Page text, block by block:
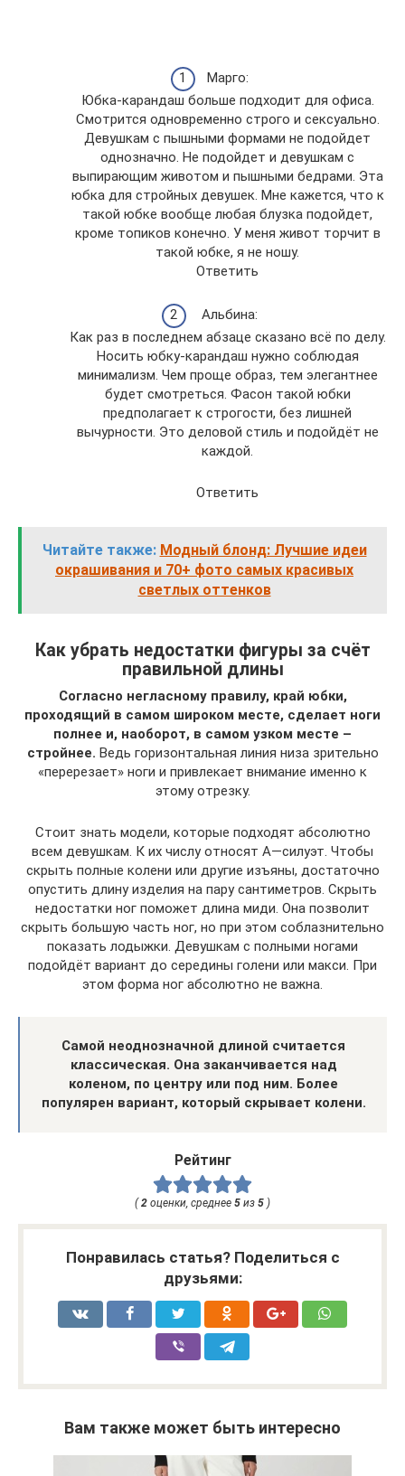
Марго:
Юбка-карандаш больше подходит для офиса.
Смотрится одновременно строго и сексуально.
Девушкам с пышными формами не подойдет
однозначно. Не подойдет и девушкам с
выпирающим животом и пышными бедрами. Эта
юбка для стройных девушек. Мне кажется, что к
такой юбке вообще любая блузка подойдет,
кроме топиков конечно. У меня живот торчит в
такой юбке, я не ношу.
Ответить
Альбина:
Как раз в последнем абзаце сказано всё по делу.
Носить юбку-карандаш нужно соблюдая
минимализм. Чем проще образ, тем элегантнее
будет смотреться. Фасон такой юбки
предполагает к строгости, без лишней
вычурности. Это деловой стиль и подойдёт не
каждой.
Ответить
Читайте также: Модный блонд: Лучшие идеи
окрашивания и 70+ фото самых красивых
светлых оттенков
Как убрать недостатки фигуры за счёт
правильной длины
Согласно негласному правилу, край юбки,
проходящий в самом широком месте, сделает ноги
полнее и, наоборот, в самом узком месте –
стройнее. Ведь горизонтальная линия низа зрительно
«перерезает» ноги и привлекает внимание именно к
этому отрезку.
Стоит знать модели, которые подходят абсолютно
всем девушкам. К их числу относят А—силуэт. Чтобы
скрыть полные колени или другие изъяны, достаточно
опустить длину изделия на пару сантиметров. Скрыть
недостатки ног поможет длина миди. Она позволит
скрыть большую часть ног, но при этом соблазнительно
показать лодыжки. Девушкам с полными ногами
подойдёт вариант до середины голени или макси. При
этом форма ног абсолютно не важна.
Самой неоднозначной длиной считается
классическая. Она заканчивается над
коленом, по центру или под ним. Более
популярен вариант, который скрывает колени.
Рейтинг
( 2 оценки, среднее 5 из 5 )
Понравилась статья? Поделиться с
друзьями:
Вам также может быть интересно